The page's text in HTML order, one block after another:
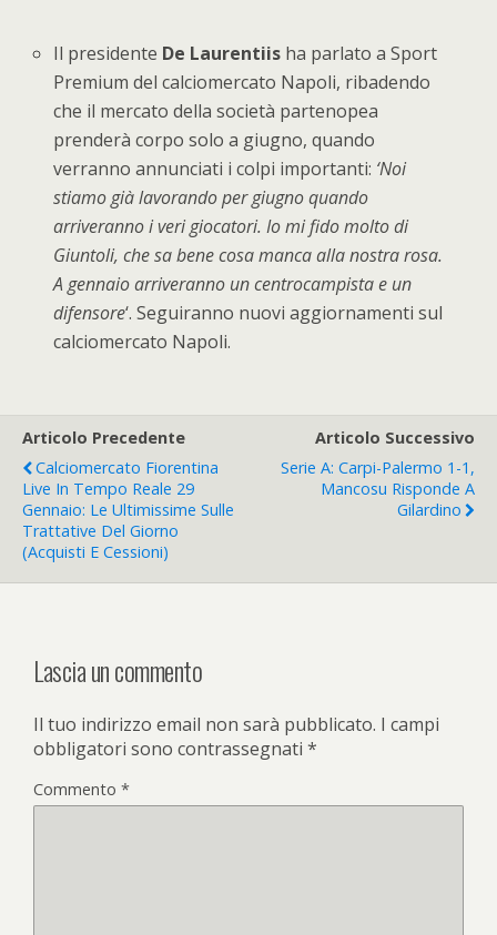
Il presidente De Laurentiis ha parlato a Sport
Premium del calciomercato Napoli, ribadendo
che il mercato della società partenopea
prenderà corpo solo a giugno, quando
verranno annunciati i colpi importanti: ‘Noi
stiamo già lavorando per giugno quando
arriveranno i veri giocatori. Io mi fido molto di
Giuntoli, che sa bene cosa manca alla nostra rosa.
A gennaio arriveranno un centrocampista e un
difensore‘. Seguiranno nuovi aggiornamenti sul
calciomercato Napoli.
Articolo Precedente
Calciomercato Fiorentina
Live In Tempo Reale 29
Gennaio: Le Ultimissime Sulle
Trattative Del Giorno
(acquisti E Cessioni)
Articolo Successivo
Serie A: Carpi-Palermo 1-1,
Mancosu Risponde A
Gilardino
Lascia un commento
Il tuo indirizzo email non sarà pubblicato. I campi
obbligatori sono contrassegnati *
Commento *